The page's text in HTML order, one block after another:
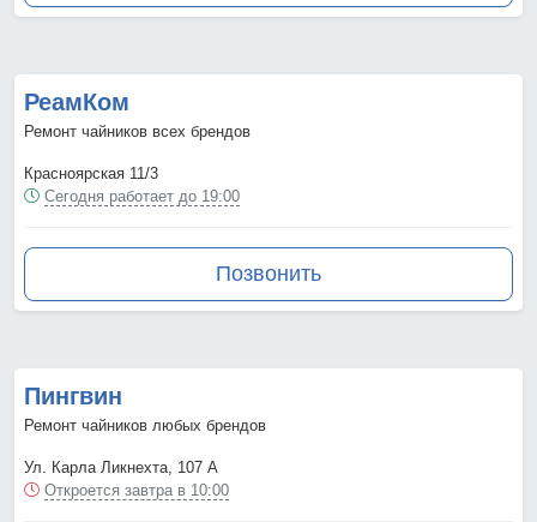
РеамКом
Ремонт чайников всех брендов
Красноярская 11/3
Сегодня работает до 19:00
Позвонить
Пингвин
Ремонт чайников любых брендов
Ул. Карла Ликнехта, 107 А
Откроется завтра в 10:00